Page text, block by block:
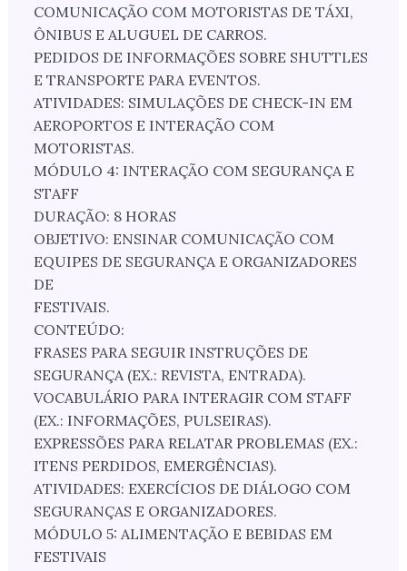
COMUNICAÇÃO COM MOTORISTAS DE TÁXI,
ÔNIBUS E ALUGUEL DE CARROS.
PEDIDOS DE INFORMAÇÕES SOBRE SHUTTLES
E TRANSPORTE PARA EVENTOS.
ATIVIDADES: SIMULAÇÕES DE CHECK-IN EM
AEROPORTOS E INTERAÇÃO COM
MOTORISTAS.
MÓDULO 4: INTERAÇÃO COM SEGURANÇA E
STAFF
DURAÇÃO: 8 HORAS
OBJETIVO: ENSINAR COMUNICAÇÃO COM
EQUIPES DE SEGURANÇA E ORGANIZADORES
DE
FESTIVAIS.
CONTEÚDO:
FRASES PARA SEGUIR INSTRUÇÕES DE
SEGURANÇA (EX.: REVISTA, ENTRADA).
VOCABULÁRIO PARA INTERAGIR COM STAFF
(EX.: INFORMAÇÕES, PULSEIRAS).
EXPRESSÕES PARA RELATAR PROBLEMAS (EX.:
ITENS PERDIDOS, EMERGÊNCIAS).
ATIVIDADES: EXERCÍCIOS DE DIÁLOGO COM
SEGURANÇAS E ORGANIZADORES.
MÓDULO 5: ALIMENTAÇÃO E BEBIDAS EM
FESTIVAIS